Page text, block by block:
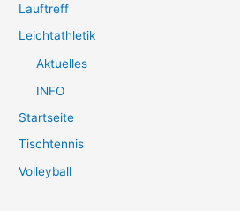
Lauftreff
Leichtathletik
Aktuelles
INFO
Startseite
Tischtennis
Volleyball